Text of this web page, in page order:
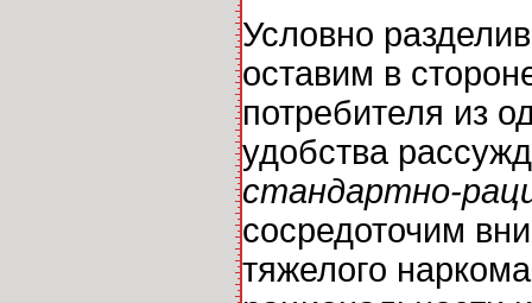
Условно
оставим в
потребителя из
удобства
стандартно-
сосредоточим
тяжелого